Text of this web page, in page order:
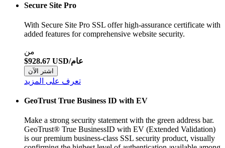
Secure Site Pro
With Secure Site Pro SSL offer high-assurance certificate with
added features for comprehensive website security.
من
$928.67 USD/عام
اشتر الآن
تعرف على المزيد
GeoTrust True Business ID with EV
Make a strong security statement with the green address bar.
GeoTrust® True BusinessID with EV (Extended Validation)
is our premium business-class SSL security product, visually